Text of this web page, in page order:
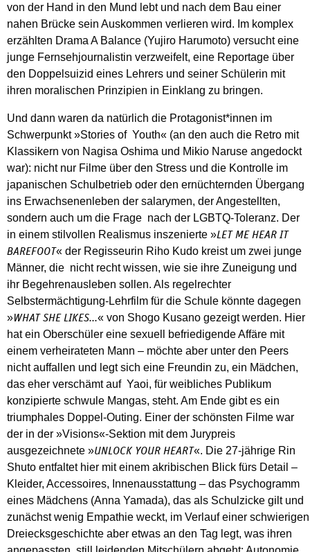
von der Hand in den Mund lebt und nach dem Bau einer
nahen Brücke sein Auskommen verlieren wird. Im komplex
erzählten Drama A Balance (Yujiro Harumoto) versucht eine
junge Fernsehjournalistin verzweifelt, eine Reportage über
den Doppelsuizid eines Lehrers und seiner Schülerin mit
ihren moralischen Prinzipien in Einklang zu bringen.
Und dann waren da natürlich die Protagonist*innen im
Schwerpunkt »Stories of Youth« (an den auch die Retro mit
Klassikern von Nagisa Oshima und Mikio Naruse angedockt
war): nicht nur Filme über den Stress und die Kontrolle im
japanischen Schulbetrieb oder den ernüchternden Übergang
ins Erwachsenenleben der salarymen, der Angestellten,
sondern auch um die Frage nach der LGBTQ-Toleranz. Der
in einem stilvollen Realismus inszenierte »LET ME HEAR IT
BAREFOOT« der Regisseurin Riho Kudo kreist um zwei junge
Männer, die nicht recht wissen, wie sie ihre Zuneigung und
ihr Begehrenausleben sollen. Als regelrechter
Selbstermächtigung-Lehrfilm für die Schule könnte dagegen
»WHAT SHE LIKES...« von Shogo Kusano gezeigt werden. Hier
hat ein Oberschüler eine sexuell befriedigende Affäre mit
einem verheirateten Mann – möchte aber unter den Peers
nicht auffallen und legt sich eine Freundin zu, ein Mädchen,
das eher verschämt auf Yaoi, für weibliches Publikum
konzipierte schwule Mangas, steht. Am Ende gibt es ein
triumphales Doppel-Outing. Einer der schönsten Filme war
der in der »Visions«-Sektion mit dem Jurypreis
ausgezeichnete »UNLOCK YOUR HEART«. Die 27-jährige Rin
Shuto entfaltet hier mit einem akribischen Blick fürs Detail –
Kleider, Accessoires, Innenausstattung – das Psychogramm
eines Mädchens (Anna Yamada), das als Schulzicke gilt und
zunächst wenig Empathie weckt, im Verlauf einer schwierigen
Dreiecksgeschichte aber etwas an den Tag legt, was ihren